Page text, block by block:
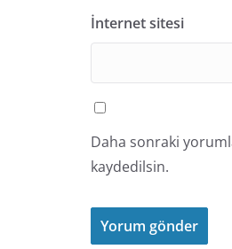
İnternet sitesi
Daha sonraki
kaydedilsin.